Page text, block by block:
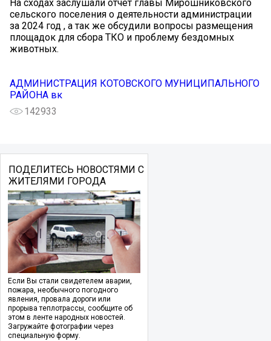
На сходах заслушали отчет главы Мирошниковского
сельского поселения о деятельности администрации
за 2024 год , а так же обсудили вопросы размещения
площадок для сбора ТКО и проблему бездомных
животных.
АДМИНИСТРАЦИЯ КОТОВСКОГО МУНИЦИПАЛЬНОГО
РАЙОНА вк
142933
ПОДЕЛИТЕСЬ НОВОСТЯМИ С
ЖИТЕЛЯМИ ГОРОДА
Если Вы стали свидетелем аварии,
пожара, необычного погодного
явления, провала дороги или
прорыва теплотрассы, сообщите об
этом в ленте народных новостей.
Загружайте фотографии через
специальную форму.